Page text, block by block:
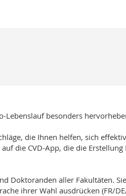
Lebenslauf besonders
die Ihnen helfen, sich
die CVD-App, die die
Doktoranden aller Fakultäten.
ihrer Wahl ausdrücken (FR/